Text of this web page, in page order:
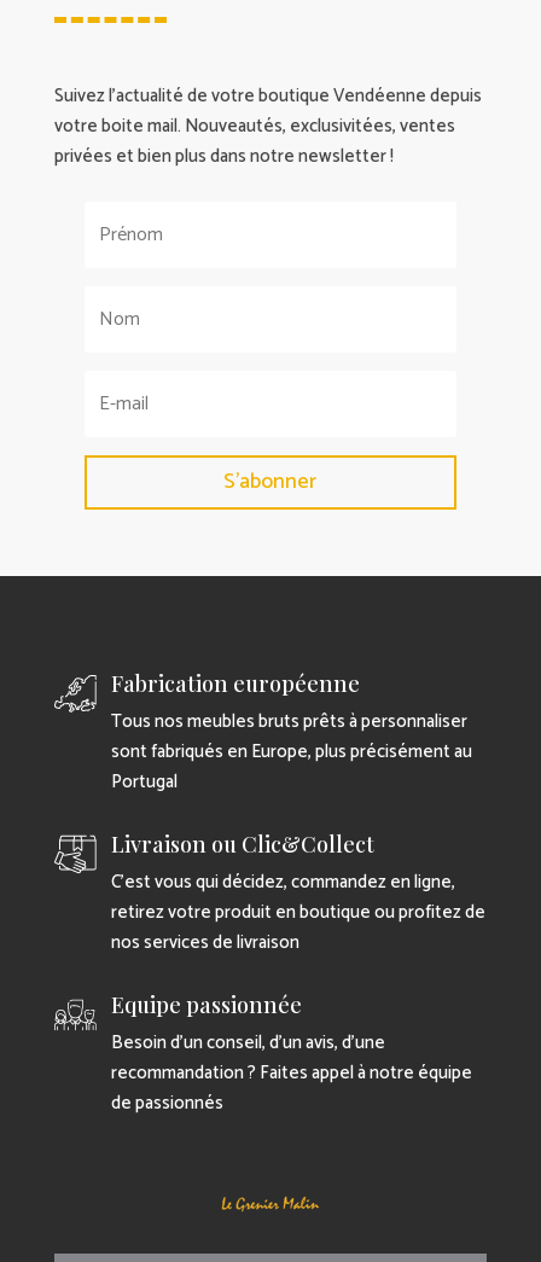
Suivez l’actualité de votre boutique Vendéenne depuis
votre boite mail. Nouveautés, exclusivitées, ventes
privées et bien plus dans notre newsletter !
S'abonner
Fabrication européenne
Tous nos meubles bruts prêts à personnaliser
sont fabriqués en Europe, plus précisément au
Portugal
Livraison ou Clic&Collect
C’est vous qui décidez, commandez en ligne,
retirez votre produit en boutique ou profitez de
nos services de livraison
Equipe passionnée
Besoin d’un conseil, d’un avis, d’une
recommandation ? Faites appel à notre équipe
de passionnés